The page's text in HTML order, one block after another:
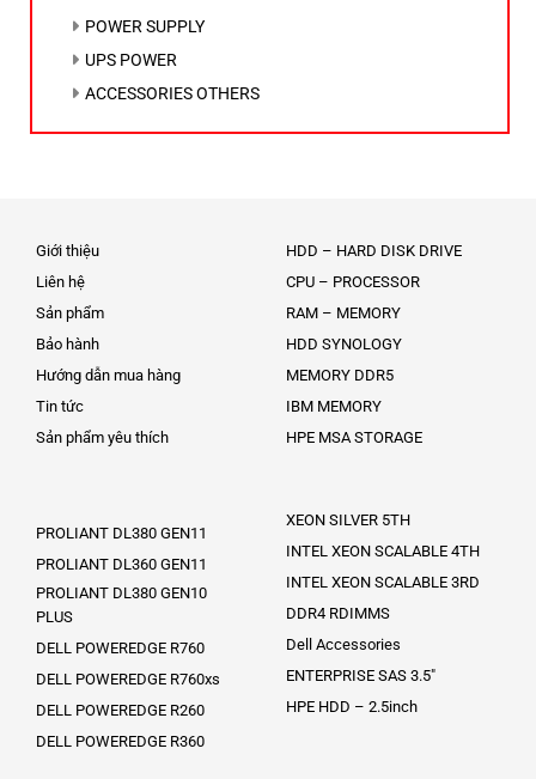
POWER SUPPLY
UPS POWER
ACCESSORIES OTHERS
Giới thiệu
Liên hệ
Sản phẩm
Bảo hành
Hướng dẫn mua hàng
Tin tức
Sản phẩm yêu thích
PROLIANT DL380 GEN11
PROLIANT DL360 GEN11
PROLIANT DL380 GEN10
PLUS
DELL POWEREDGE R760
DELL POWEREDGE R760xs
DELL POWEREDGE R260
DELL POWEREDGE R360
HDD – HARD DISK DRIVE
CPU – PROCESSOR
RAM – MEMORY
HDD SYNOLOGY
MEMORY DDR5
IBM MEMORY
HPE MSA STORAGE
XEON SILVER 5TH
INTEL XEON SCALABLE 4TH
INTEL XEON SCALABLE 3RD
DDR4 RDIMMS
Dell Accessories
ENTERPRISE SAS 3.5″
HPE HDD – 2.5inch